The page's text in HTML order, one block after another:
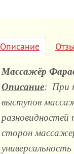
Описание
Массажёр
Описание: При
выступов
сторон